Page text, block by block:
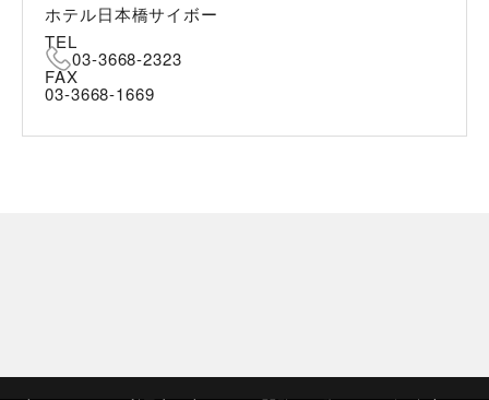
ホテル日本橋サイボー
TEL
03-3668-2323
FAX
03-3668-1669